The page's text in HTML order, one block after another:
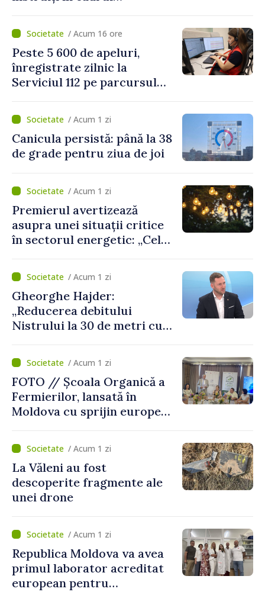
Mediu privind aplicarea a
două regulamente din
domeniu
/ Acum 16 ore
Peste 5 600 de apeluri,
înregistrate zilnic la
Serviciul 112 pe parcursul
cetățeni au solicitat
ambulanța/ Acum 1 zi
Canicula persistă: până la 38
de grade pentru ziua de joi
/ Acum 1 zi
Premierul avertizează
asupra unei situații critice
în sectorul energetic: „Cel
putea cumpăra nici curent
de avarie”/ Acum 1 zi
Gheorghe Hajder:
„Reducerea debitului
Nistrului la 30 de metri cubi
„catastrofă naturală”
/ Acum 1 zi
FOTO // Școala Organică a
Fermierilor, lansată în
Moldova cu sprijin european
agriculturii durabile
/ Acum 1 zi
La Văleni au fost
descoperite fragmente ale
unei drone
/ Acum 1 zi
Republica Moldova va avea
primul laborator acreditat
european pentru